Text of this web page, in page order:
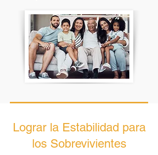
Lograr la Estabilidad para
los Sobrevivientes